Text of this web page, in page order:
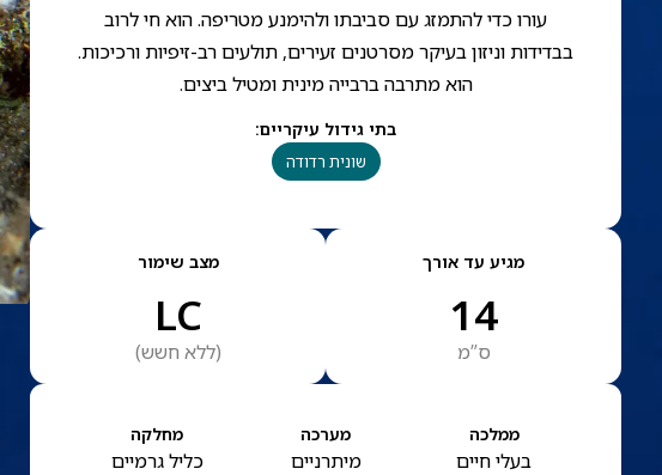
עורו כדי להתמזג עם סביבתו ולהימנע מטריפה. הוא חי לרוב
בבדידות וניזון בעיקר מסרטנים זעירים, תולעים רב-זיפיות ורכיכות.
הוא מתרבה ברבייה מינית ומטיל ביצים.
בתי גידול עיקריים:
שונית רדודה
מגיע עד אורך
14
ס”מ
מצב שימור
LC
(ללא חשש)
ממלכה
בעלי חיים
מערכה
מיתרניים
מחלקה
כליל גרמיים